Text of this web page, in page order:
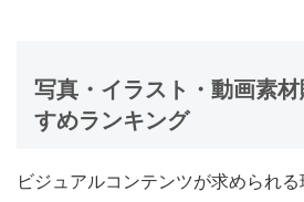
写真・イラスト・動画素
すめランキング
ビジュアルコンテンツが求められ